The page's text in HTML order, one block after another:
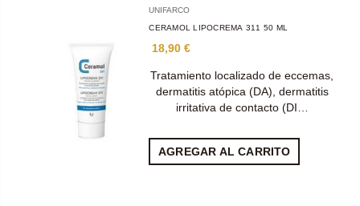
UNIFARCO
CERAMOL LIPOCREMA 311 50 ML
18,90 €
​​​Tratamiento localizado de eccemas,
dermatitis atópica (DA), dermatitis
irritativa de contacto (DI…
AGREGAR AL CARRITO